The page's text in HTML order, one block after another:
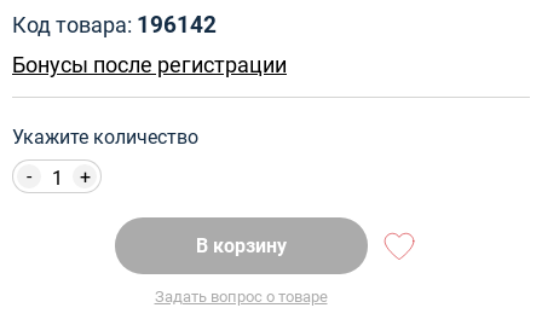
Код товара: 196142
Бонусы после регистрации
Укажите количество
+
-
В корзину
Задать вопрос о товаре